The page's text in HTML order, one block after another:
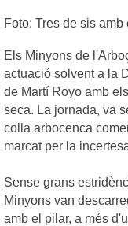
Foto: Tres de sis
Els Minyons de
actuació solvent a la
de Martí Royo amb
seca. La jornada, va
colla arbocenca
marcat per la
Sense grans
Minyons van
amb el pilar, a més